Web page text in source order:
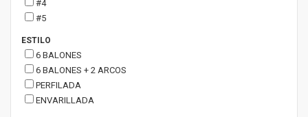
#4
#5
ESTILO
6 BALONES
6 BALONES + 2 ARCOS
PERFILADA
ENVARILLADA